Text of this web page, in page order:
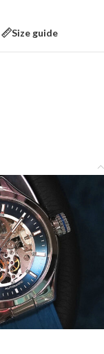
Size guide